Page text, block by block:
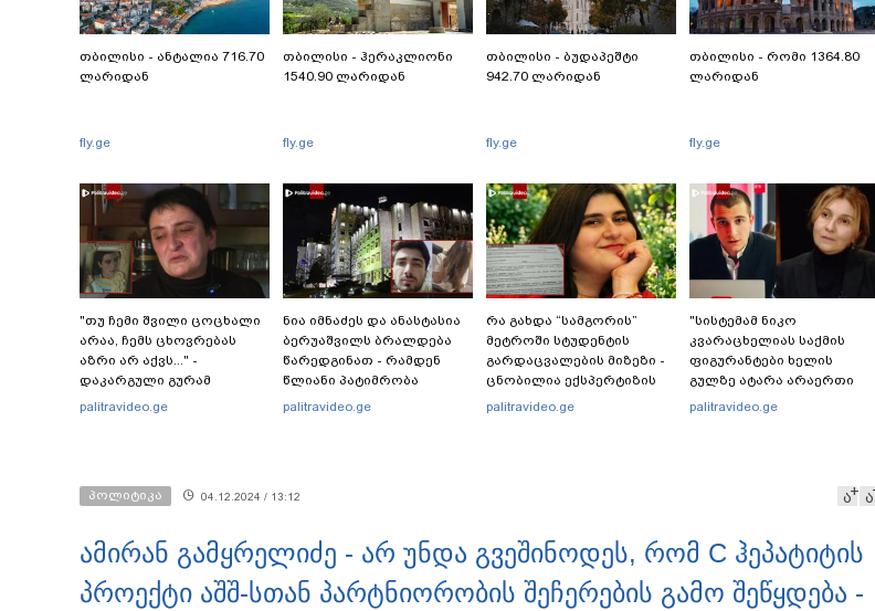
თბილისი - ანტალია 716.70
ლარიდან
fly.ge
თბილისი - ჰერაკლიონი
1540.90 ლარიდან
fly.ge
თბილისი - ბუდაპეშტი
942.70 ლარიდან
fly.ge
თბილისი - რომი 1364.80
ლარიდან
fly.ge
"თუ ჩემი შვილი ცოცხალი
არაა, ჩემს ცხოვრებას
აზრი არ აქვს..." -
დაკარგული გურამ
დადიანიძის დედის
palitravideo.ge
ნია იმნაძეს და ანასტასია
ბერუაშვილს ბრალდება
წარედგინათ - რამდენ
წლიანი პატიმრობა
ემუქრებათ
palitravideo.ge
რა გახდა “სამგორის”
მეტროში სტუდენტის
გარდაცვალების მიზეზი -
ცნობილია ექსპერტიზის
პასუხი
palitravideo.ge
"სისტემამ ნიკო
კვარაცხელიას საქმის
ფიგურანტები ხელის
გულზე ატარა არაერთი
წელი! ხომ არ იცით
palitravideo.ge
პოლიტიკა 04.12.2024 / 13:12 ა ა
ამირან გამყრელიძე - არ უნდა გვეშინოდეს, რომ C ჰეპატიტის
პროექტი აშშ-სთან პარტნიორობის შეჩერების გამო შეწყდება -